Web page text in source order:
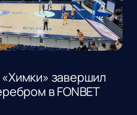
завершил
в FONBET